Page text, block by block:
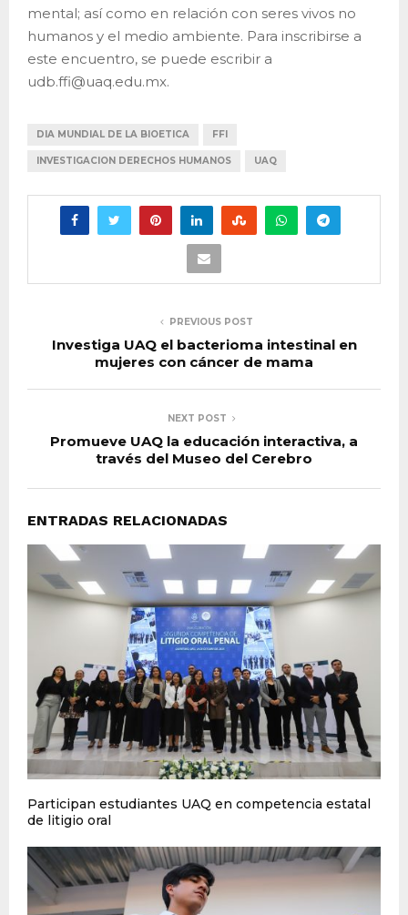
mental; así como en relación con seres vivos no
humanos y el medio ambiente. Para inscribirse a
este encuentro, se puede escribir a
udb.ffi@uaq.edu.mx.
DIA MUNDIAL DE LA BIOETICA FFI
INVESTIGACION DERECHOS HUMANOS UAQ
PREVIOUS POST
Investiga UAQ el bacterioma intestinal en
mujeres con cáncer de mama
NEXT POST
Promueve UAQ la educación interactiva, a
través del Museo del Cerebro
ENTRADAS RELACIONADAS
Participan estudiantes UAQ en competencia estatal
de litigio oral